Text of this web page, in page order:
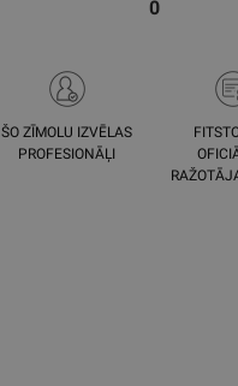
0
ŠO ZĪMOLU IZVĒLAS
PROFESIONĀĻI